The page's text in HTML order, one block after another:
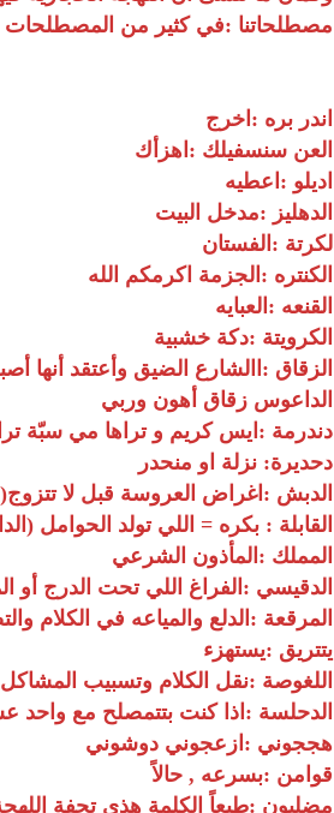
مصطلحاتنا :في كثير من المصطلحات
اندر بره :اخرج
العن سنسفيلك :اهزأك
اديلو :اعطيه
الدهليز :مدخل البيت
لكرتة :الفستان
الكنتره :الجزمة اكرمكم الله
القنعه :العبايه
الكرويتة :دكة خشبية
الزقاق :االشارع الضيق وأعتقد
الداعوس زقاق أهون وربي
دندرمة :ايس كريم و تراها مي سبّة
دحديرة: نزلة او منحدر
الدبش :اغراض العروسة قبل لا
القابلة : بكره = اللي تولد الحوامل
المملك :المأذون الشرعي
الدقيسي :الفراغ اللي تحت الدرج أو
المرقعة :الدلع والمياعه في الكلام
يتتريق :يستهزء
اللغوصة :نقل الكلام وتسبيب المشاكل
الدحلسة :اذا كنت بتتمصلح مع
هججوني :ازعجوني دوشوني
قوامن :بسرعه , حالاً
مضليون :طبعاً الكلمة هذي تحفة